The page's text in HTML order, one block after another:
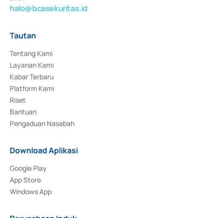
halo@bcasekuritas.id
Tautan
Tentang Kami
Layanan Kami
Kabar Terbaru
Platform Kami
Riset
Bantuan
Pengaduan Nasabah
Download Aplikasi
Google Play
App Store
Windows App